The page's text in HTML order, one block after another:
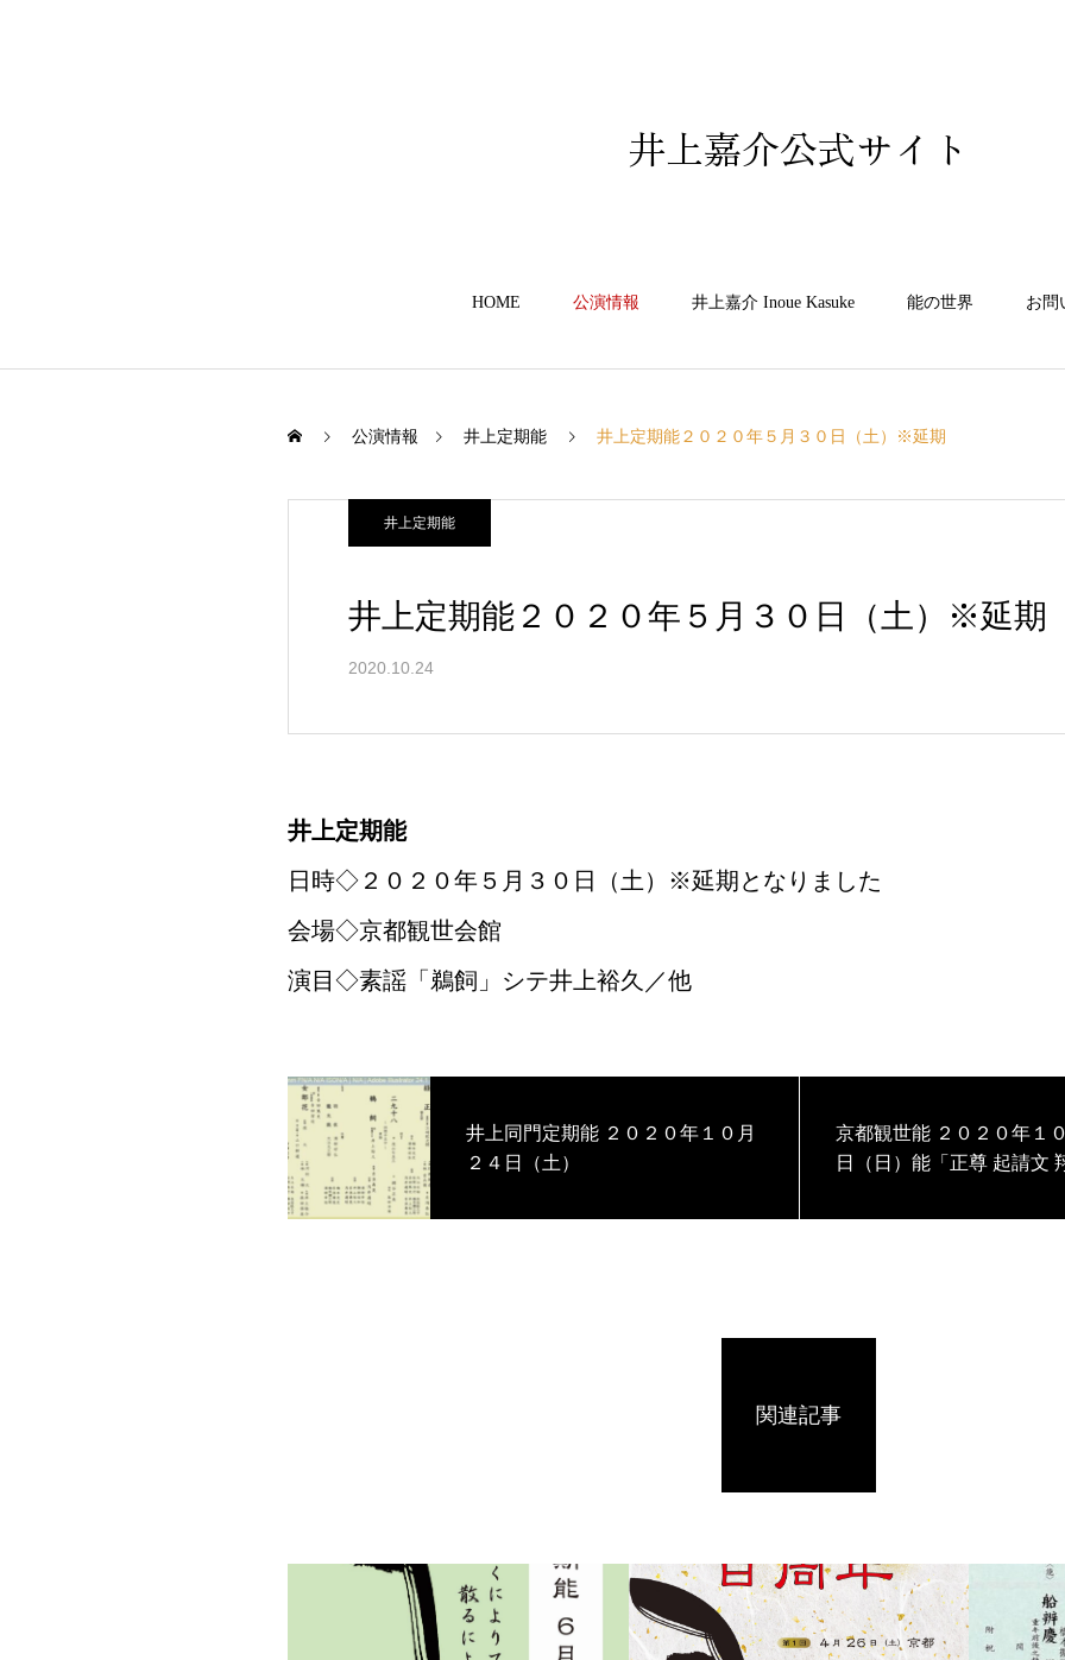
井上嘉介公式サイト
HOME 公演情報 井上嘉介 Inoue Kasuke 能の世界 お問
公演情報 井上定期能 井上定期能２０２０年５月３０日（土）※延期
井上定期能
井上定期能２０２０年５月３０日（土）※延期
2020.10.24
井上定期能
日時◇２０２０年５月３０日（土）※延期となりました
会場◇京都観世会館
演目◇素謡「鵜飼」シテ井上裕久／他
井上同門定期能 ２０２０年１０月
２４日（土）
京都観世能 ２０２０年１０月２５
日（日）能「正尊 起請文
関連記事